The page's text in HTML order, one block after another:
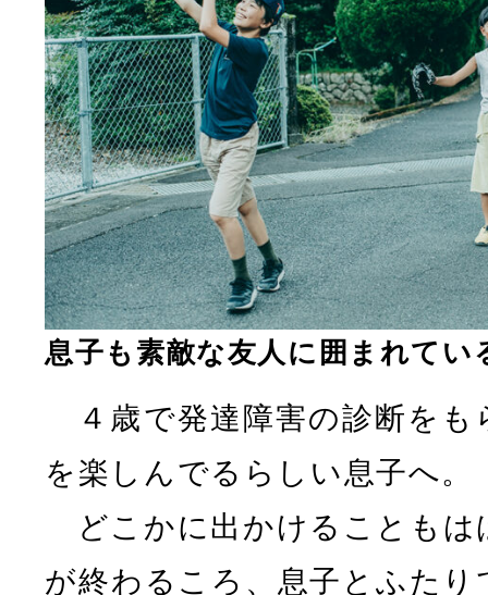
息子も素敵な友人に囲まれてい
４歳で発達障害の診断をも
を楽しんでるらしい息子へ。
どこかに出かけることもは
が終わるころ、息子とふた